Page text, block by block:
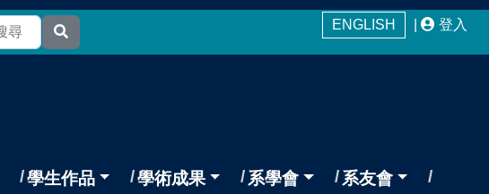
ENGLISH 登入
學生作品 學術成果 系學會 系友會